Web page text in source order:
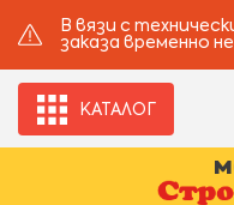
В вязи с
заказа временно
КАТАЛОГ